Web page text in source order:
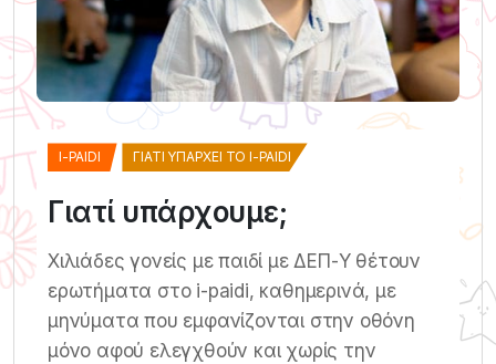
I-PAIDI ΓΙΑΤΊ ΥΠΆΡΧΕΙ ΤΟ I-PAIDI
Γιατί υπάρχουμε;
Χιλιάδες γονείς με παιδί με ΔΕΠ-Υ θέτουν
ερωτήματα στο i-paidi, καθημερινά, με
μηνύματα που εμφανίζονται στην οθόνη
μόνο αφού ελεγχθούν και χωρίς την